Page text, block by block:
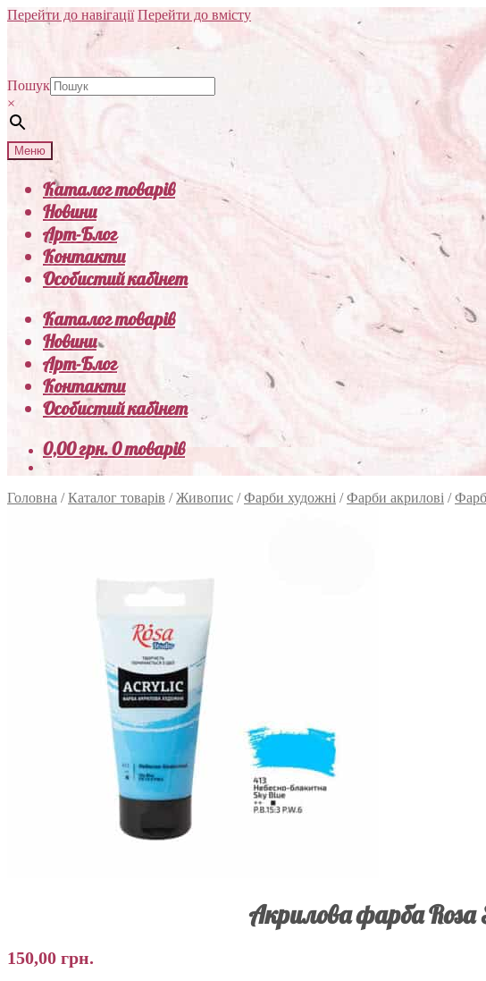
Перейти до навігації Перейти до вмісту
Пошук
×
Меню
Каталог товарів
Новини
Арт-Блог
Контакти
Особистий кабінет
Каталог товарів
Новини
Арт-Блог
Контакти
Особистий кабінет
0,00грн.0 товарів
Головна /Каталог товарів /Живопис /Фарби художні /Фарби акрилові /
Акрилова фарба Rosa
150,00 грн.